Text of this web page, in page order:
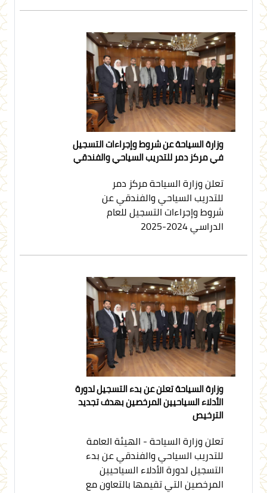
وزارة السياحة عن شروط وإجراءات التسجيل
في مركز دمر للتدريب السياحي والفندقي
تعلن وزارة السياحة مركز دمر
للتدريب السياحي والفندقي عن
شروط وإجراءات التسجيل للعام
الدراسي 2024-2025
وزارة السياحة تعلن عن بدء التسجيل لدورة
الأدلاء السياحيين المرخصين بهدف تجديد
الترخيص
تعلن وزارة السياحة - الهيئة العامة
للتدريب السياحي والفندقي عن بدء
التسجيل لدورة الأدلاء السياحيين
المرخصين التي تقيمها بالتعاون مع